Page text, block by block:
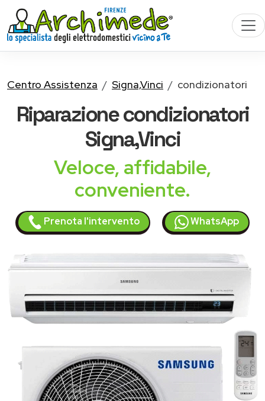
Centro Assistenza Signa,Vinci condizionatori
Riparazionecondizionatori
Signa,Vinci
Veloce, affidabile,
conveniente.
Prenota l'intervento WhatsApp